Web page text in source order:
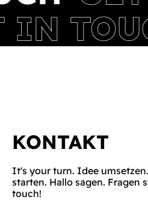
KONTAKT
It's your turn. Idee
starten. Hallo sagen. Fragen
touch!